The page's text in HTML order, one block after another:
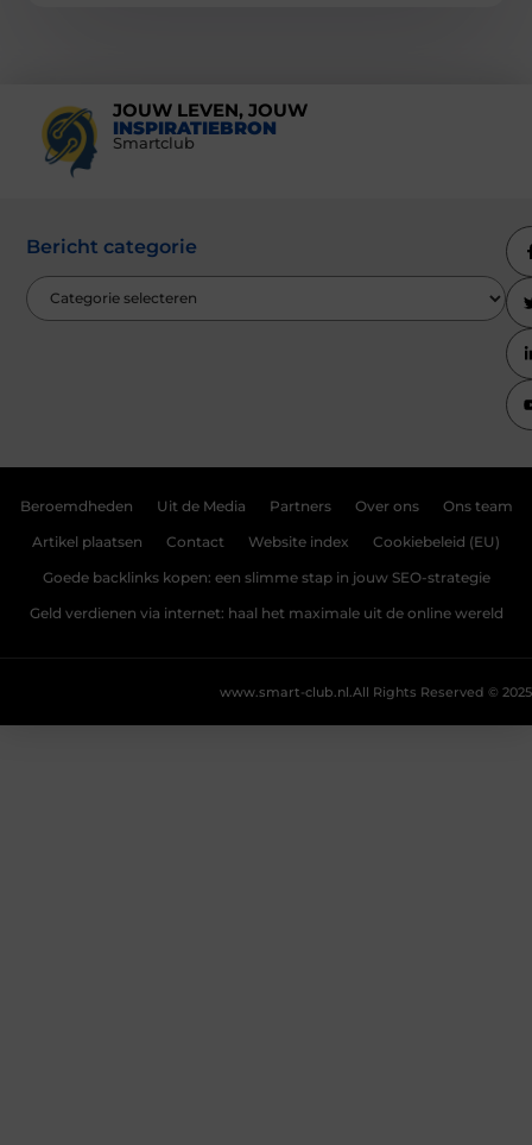
JOUW LEVEN, JOUW
INSPIRATIEBRON
Smartclub
Bericht categorie
Beroemdheden Uit de Media Partners Over ons Ons team
Artikel plaatsen Contact Website index Cookiebeleid (EU)
Goede backlinks kopen: een slimme stap in jouw SEO-strategie
Geld verdienen via internet: haal het maximale uit de online wereld
All Rights Reserved © 2025
www.smart-club.nl.